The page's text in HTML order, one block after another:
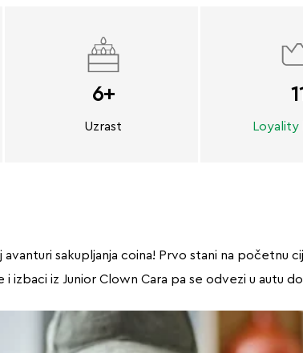
6+
Uzrast
11
sakupljanja coina! Prvo stani na početnu
izbaci iz Junior Clown Cara pa se odvezi u autu